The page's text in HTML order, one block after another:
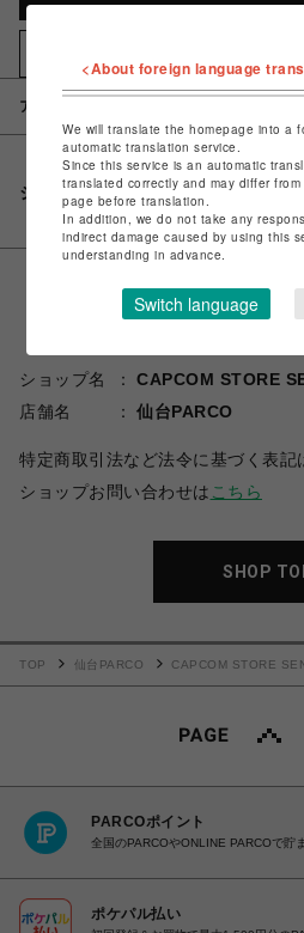
アイテム説明 / 素材
シェアする
ショップ名
CAPCOM STORE
店舗名
仙台PARCO
特定商取引法など法令に基づく表記
ショップお問い合わせは こちら
SHOP
TOP 仙台PARCO CAPCOM STORE
PARCOポイント
全国のPARCOやONLINE PARCOで貯
ポケパル払い
<About foreign language
We will translate the homepage into a
automatic translation service.
Since this service is an automatic
translated correctly and may differ
page before translation.
In addition, we do not take any
indirect damage caused by using this
understanding in advance.
Switch language